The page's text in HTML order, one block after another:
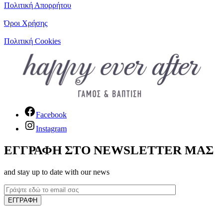
Πολιτική Απορρήτου
Όροι Χρήσης
Πολιτική Cookies
Facebook
Instagram
ΕΓΓΡΑΦΗ ΣΤΟ NEWSLETTER ΜΑΣ
and stay up to date with our news